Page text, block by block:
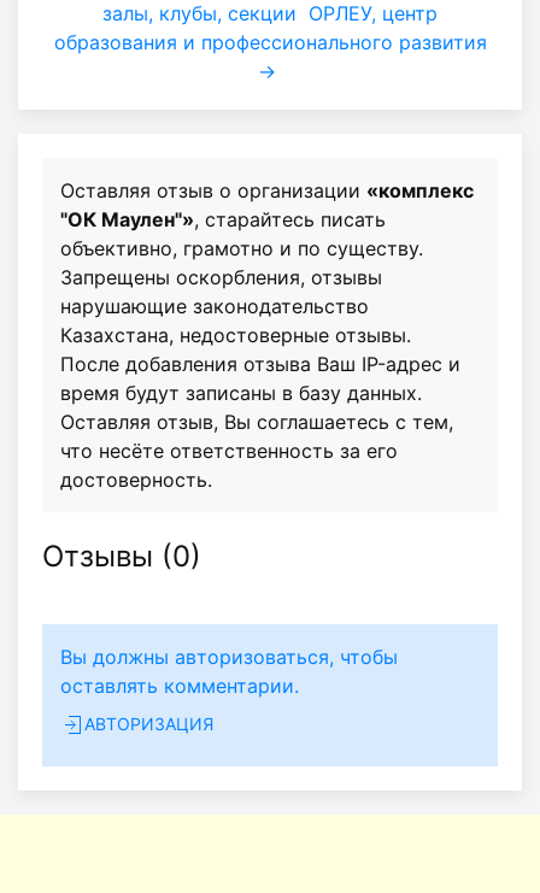
залы, клубы, секции ОРЛЕУ, центр
образования и профессионального развития
→
Оставляя отзыв о организации «комплекс
"ОК Маулен"», старайтесь писать
объективно, грамотно и по существу.
Запрещены оскорбления, отзывы
нарушающие законодательство
Казахстана, недостоверные отзывы.
После добавления отзыва Ваш IP-адрес и
время будут записаны в базу данных.
Оставляя отзыв, Вы соглашаетесь с тем,
что несёте ответственность за его
достоверность.
Отзывы (0)
Вы должны авторизоваться, чтобы
оставлять комментарии.
АВТОРИЗАЦИЯ